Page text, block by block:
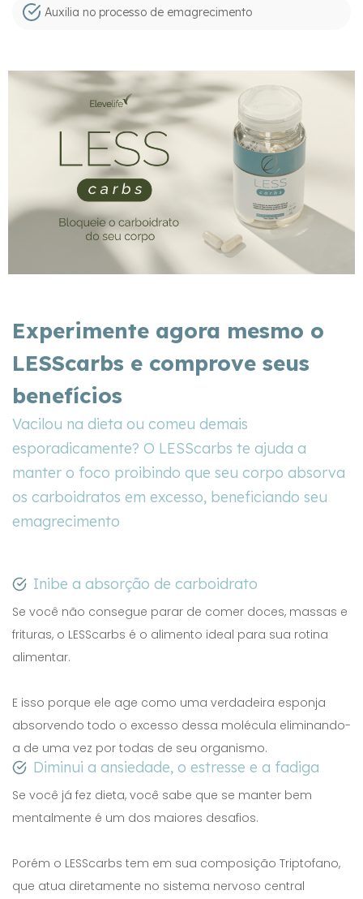
Auxilia no processo de emagrecimento
Experimente agora mesmo o
LESScarbs e comprove seus
benefícios
Vacilou na dieta ou comeu demais
esporadicamente? O LESScarbs te ajuda a
manter o foco proibindo que seu corpo absorva
os carboidratos em excesso, beneficiando seu
emagrecimento
Inibe a absorção de carboidrato
Se você não consegue parar de comer doces, massas e
frituras, o LESScarbs é o alimento ideal para sua rotina
alimentar.
E isso porque ele age como uma verdadeira esponja
absorvendo todo o excesso dessa molécula eliminando-
a de uma vez por todas de seu organismo.
Diminui a ansiedade, o estresse e a fadiga
Se você já fez dieta, você sabe que se manter bem
mentalmente é um dos maiores desafios.
Porém o LESScarbs tem em sua composição Triptofano,
que atua diretamente no sistema nervoso central